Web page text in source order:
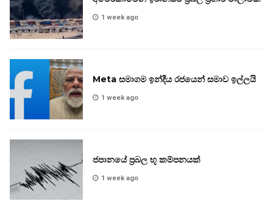
1 week ago
Meta සමාගම ඉන්දීය රජයෙන් සමාව ඉල්ලයි
1 week ago
ජපානයේ ප්‍රබල භූ කම්පනයක්
1 week ago